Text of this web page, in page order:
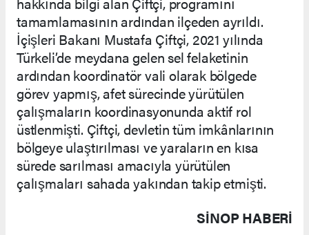
tamamlamasının ardından ilçeden ayrıldı.
İçişleri Bakanı Mustafa Çiftçi, 2021 yılında
Türkeli’de meydana gelen sel felaketinin
ardından koordinatör vali olarak bölgede
görev yapmış, afet sürecinde yürütülen
çalışmaların koordinasyonunda aktif rol
üstlenmişti. Çiftçi, devletin tüm imkânlarının
bölgeye ulaştırılması ve yaraların en kısa
sürede sarılması amacıyla yürütülen
çalışmaları sahada yakından takip etmişti.
SINOP HABERİ